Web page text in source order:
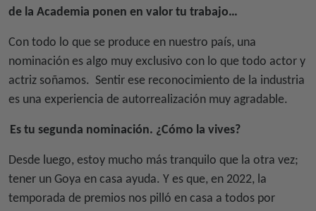
de la Academia ponen en valor tu trabajo…
Con todo lo que se produce en nuestro país, una
nominación es algo muy exclusivo con lo que todo actor y
actriz soñamos. Sentir ese reconocimiento de la industria
es una experiencia de autorrealización muy agradable.
Es tu segunda nominación. ¿Cómo la vives?
Desde luego, estoy mucho más tranquilo que la otra vez;
tener un Goya en casa ayuda. Y es que, en 2022, la
temporada de premios nos pilló en casa a todos por